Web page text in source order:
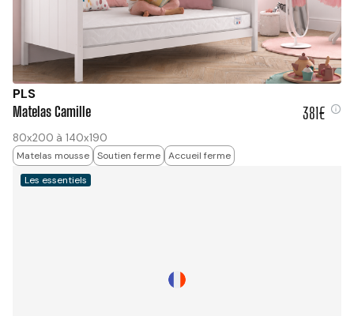
PLS
Matelas Camille 381€
80x200 à 140x190
Matelas mousse Soutien ferme
Accueil ferme
Les essentiels